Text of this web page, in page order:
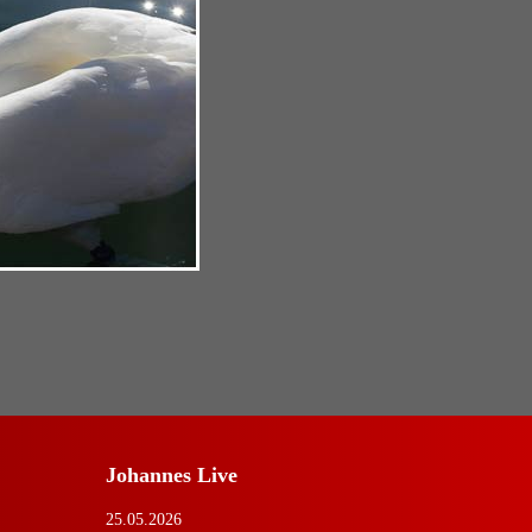
Johannes Live
25.05.2026